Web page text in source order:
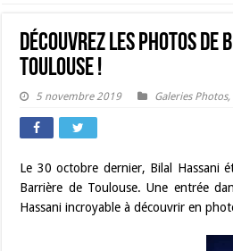
Découvrez les photos de
Toulouse !
5 novembre 2019 Galeries Photos,
Le 30 octobre dernier, Bilal Hassani
Barrière de Toulouse. Une entrée
Hassani incroyable à découvrir en